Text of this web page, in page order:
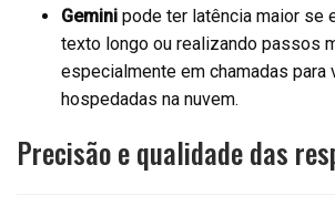
Gemini pode ter latência maior se
texto longo ou realizando passos
especialmente em chamadas para
hospedadas na nuvem.
Precisão e qualidade das